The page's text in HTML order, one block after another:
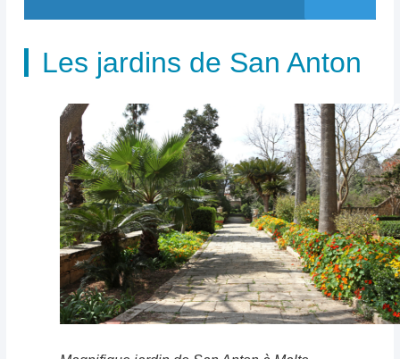
Les jardins de San Anton